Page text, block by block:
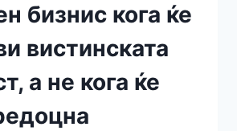
бизнис кога ќе
вистинската
а не кога ќе